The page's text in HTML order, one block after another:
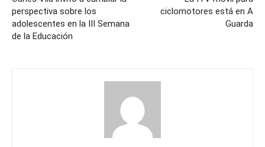
perspectiva sobre los
adolescentes en la III Semana
de la Educación
ciclomotores está en A
Guarda